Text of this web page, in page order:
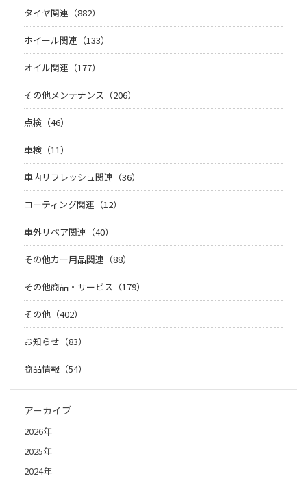
タイヤ関連（882）
ホイール関連（133）
オイル関連（177）
その他メンテナンス（206）
点検（46）
車検（11）
車内リフレッシュ関連（36）
コーティング関連（12）
車外リペア関連（40）
その他カー用品関連（88）
その他商品・サービス（179）
その他（402）
お知らせ（83）
商品情報（54）
アーカイブ
2026年
2025年
2024年